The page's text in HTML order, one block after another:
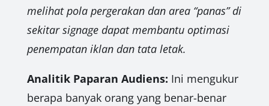
melihat pola pergerakan dan area “panas” di
sekitar signage dapat membantu optimasi
penempatan iklan dan tata letak.
Analitik Paparan Audiens: Ini mengukur
berapa banyak orang yang benar-benar